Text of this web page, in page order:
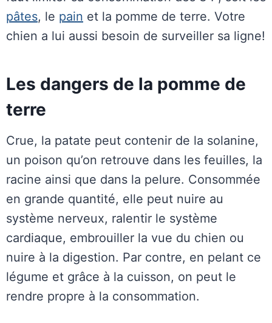
pâtes, le pain et la pomme de terre. Votre
chien a lui aussi besoin de surveiller sa ligne!
Les dangers de la pomme de
terre
Crue, la patate peut contenir de la solanine,
un poison qu’on retrouve dans les feuilles, la
racine ainsi que dans la pelure. Consommée
en grande quantité, elle peut nuire au
système nerveux, ralentir le système
cardiaque, embrouiller la vue du chien ou
nuire à la digestion. Par contre, en pelant ce
légume et grâce à la cuisson, on peut le
rendre propre à la consommation.